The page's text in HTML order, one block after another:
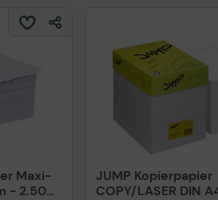
Maxi-
- 2.500
JUMP Kopierpapier
COPY/LASER DIN